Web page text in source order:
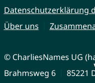
Datenschutzerklärung
Über uns
© CharliesNames UG
Brahmsweg 6
85221